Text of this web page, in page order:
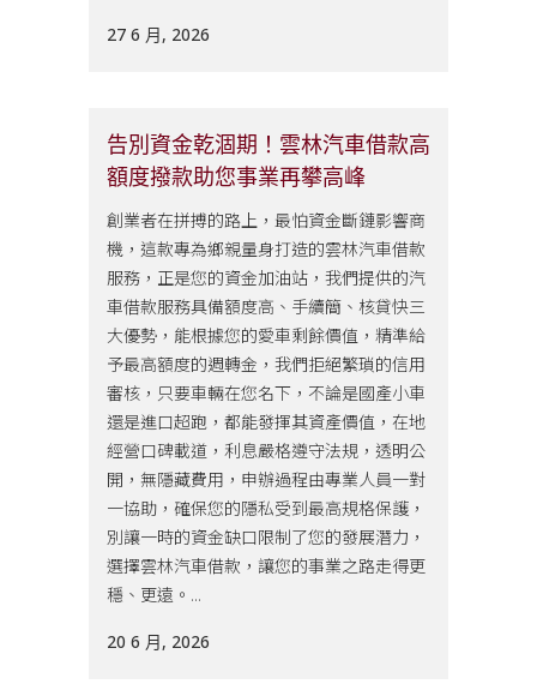
27 6 月, 2026
告別資金乾涸期！雲林汽車借款高
額度撥款助您事業再攀高峰
創業者在拼搏的路上，最怕資金斷鏈影響商
機，這款專為鄉親量身打造的雲林汽車借款
服務，正是您的資金加油站，我們提供的汽
車借款服務具備額度高、手續簡、核貸快三
大優勢，能根據您的愛車剩餘價值，精準給
予最高額度的週轉金，我們拒絕繁瑣的信用
審核，只要車輛在您名下，不論是國產小車
還是進口超跑，都能發揮其資產價值，在地
經營口碑載道，利息嚴格遵守法規，透明公
開，無隱藏費用，申辦過程由專業人員一對
一協助，確保您的隱私受到最高規格保護，
別讓一時的資金缺口限制了您的發展潛力，
選擇雲林汽車借款，讓您的事業之路走得更
穩、更遠。...
20 6 月, 2026